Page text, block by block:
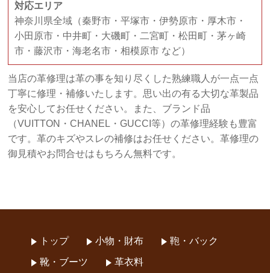
対応エリア
神奈川県全域（秦野市・平塚市・伊勢原市・厚木市・
小田原市・中井町・大磯町・二宮町・松田町・茅ヶ崎
市・藤沢市・海老名市・相模原市 など）
当店の革修理は革の事を知り尽くした熟練職人が一点一点
丁寧に修理・補修いたします。思い出の有る大切な革製品
を安心してお任せください。また、ブランド品
（VUITTON・CHANEL・GUCCI等）の革修理経験も豊富
です。革のキズやスレの補修はお任せください。革修理の
御見積やお問合せはもちろん無料です。
トップ 小物・財布 鞄・バック
靴・ブーツ 革衣料